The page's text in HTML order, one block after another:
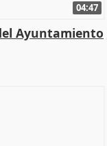
04:47
Ayuntamiento